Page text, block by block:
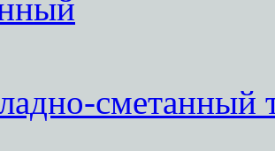
сметанный